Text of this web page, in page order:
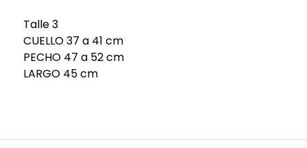
Talle 3
CUELLO 37 a 41 cm
PECHO 47 a 52 cm
LARGO 45 cm